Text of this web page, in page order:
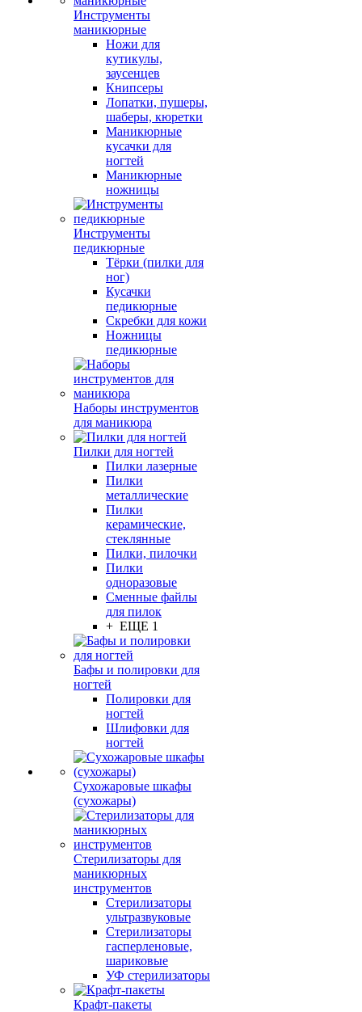
Инструменты
маникюрные
Ножи для
кутикулы,
заусенцев
Книпсеры
Лопатки, пушеры,
шаберы, кюретки
Маникюрные
кусачки для
ногтей
Маникюрные
ножницы
Инструменты
педикюрные
Тёрки (пилки для
ног)
Кусачки
педикюрные
Скребки для кожи
Ножницы
педикюрные
Наборы инструментов
для маникюра
Пилки для ногтей
Пилки лазерные
Пилки
металлические
Пилки
керамические,
стеклянные
Пилки, пилочки
Пилки
одноразовые
Сменные файлы
для пилок
+ ЕЩЕ 1
Бафы и полировки для
ногтей
Полировки для
ногтей
Шлифовки для
ногтей
Сухожаровые шкафы
(сухожары)
Стерилизаторы для
маникюрных
инструментов
Стерилизаторы
ультразвуковые
Стерилизаторы
гасперленовые,
шариковые
УФ стерилизаторы
Крафт-пакеты